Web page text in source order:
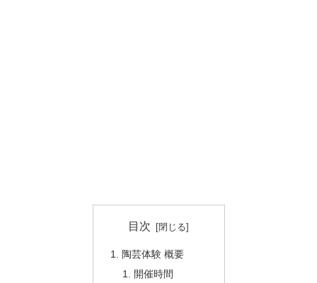
目次
陶芸体験 概要
開催時間